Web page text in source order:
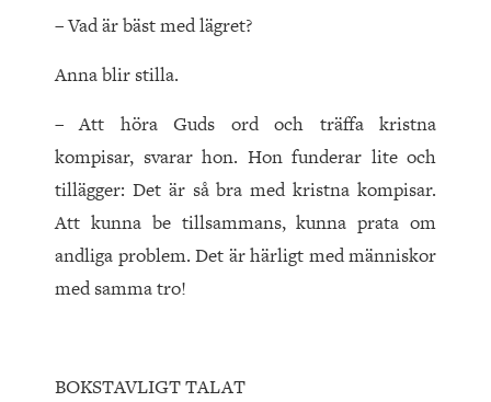
– Vad är bäst med lägret?
Anna blir stilla.
– Att höra Guds ord och träffa kristna
kompisar, svarar hon. Hon funderar lite och
tillägger: Det är så bra med kristna kompisar.
Att kunna be tillsammans, kunna prata om
andliga problem. Det är härligt med människor
med samma tro!
BOKSTAVLIGT TALAT